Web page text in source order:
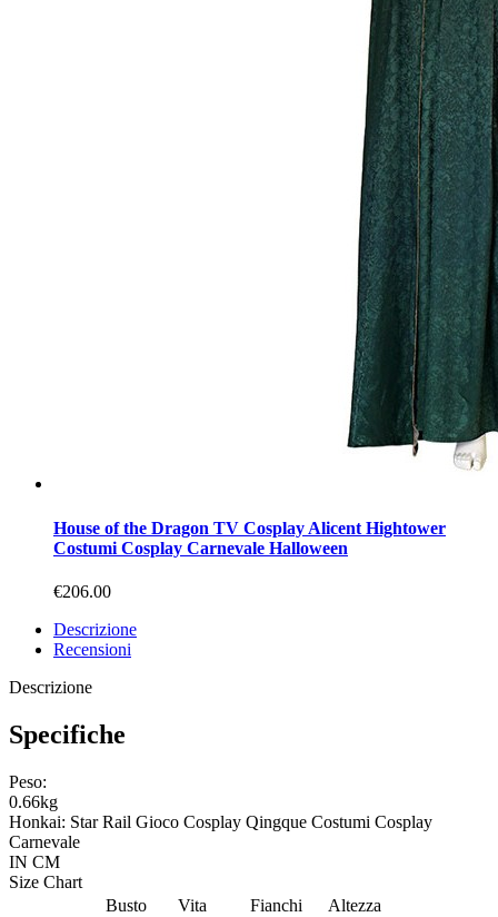
House of the Dragon TV Cosplay Alicent Hightower
Costumi Cosplay Carnevale Halloween
€206.00
Descrizione
Recensioni
Descrizione
Specifiche
Peso:
0.66kg
Honkai: Star Rail Gioco Cosplay Qingque Costumi Cosplay
Carnevale
IN CM
Size Chart
Busto
Vita Fianchi
Altezza